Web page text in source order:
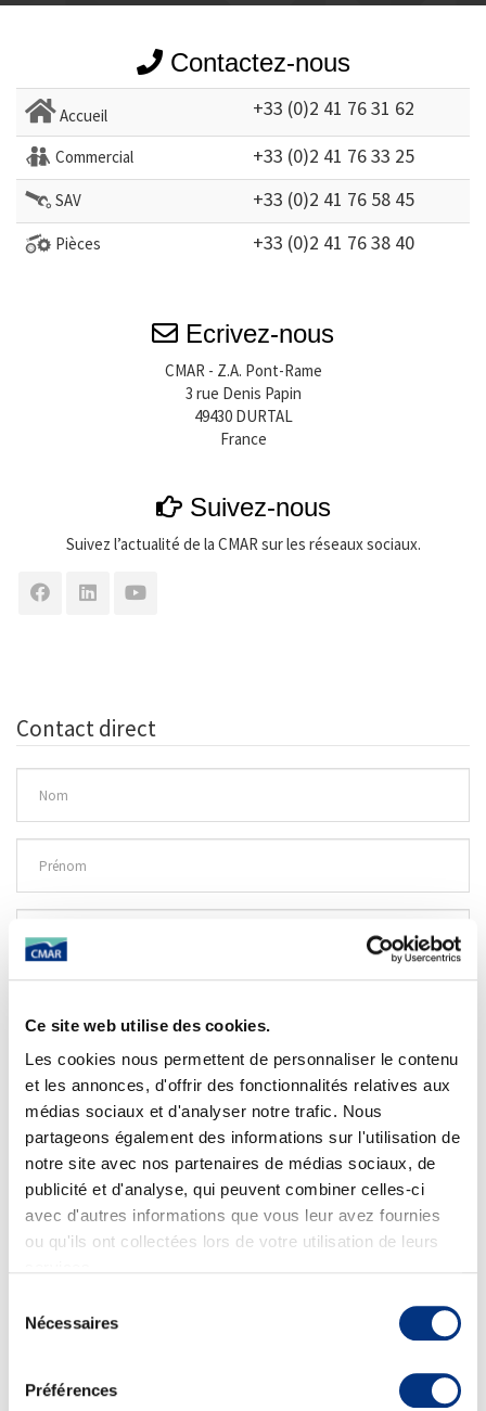
Ce site web utilise des cookies.
Les cookies nous permettent de personnaliser le contenu
et les annonces, d'offrir des fonctionnalités relatives aux
médias sociaux et d'analyser notre trafic. Nous
partageons également des informations sur l'utilisation de
notre site avec nos partenaires de médias sociaux, de
publicité et d'analyse, qui peuvent combiner celles-ci
avec d'autres informations que vous leur avez fournies
ou qu'ils ont collectées lors de votre utilisation de leurs
Nécessaires
Préférences
Contactez-nous
Accueil +33 (0)2 41 76 31 62
Commercial +33 (0)2 41 76 33 25
SAV +33 (0)2 41 76 58 45
Pièces +33 (0)2 41 76 38 40
Ecrivez-nous
CMAR - Z.A. Pont-Rame
3 rue Denis Papin
49430 DURTAL
France
Suivez-nous
Suivez l’actualité de la CMAR sur les réseaux sociaux.
Contact direct